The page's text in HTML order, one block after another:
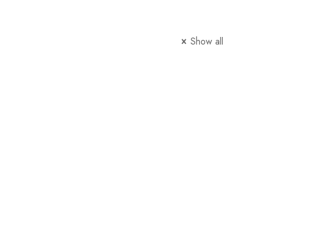
Show all